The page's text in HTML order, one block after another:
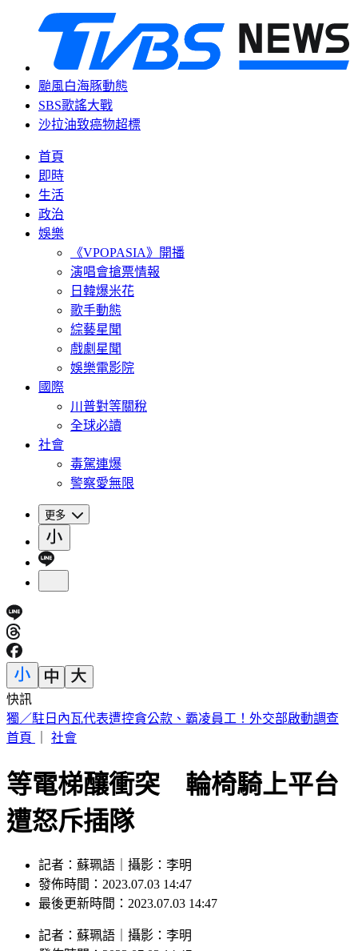
颱風白海豚動態
SBS歌謠大戰
沙拉油致癌物超標
首頁
即時
生活
政治
娛樂
《VPOPASIA》開播
演唱會搶票情報
日韓爆米花
歌手動態
綜藝星聞
戲劇星聞
娛樂電影院
國際
川普對等關稅
全球必讀
社會
毒駕連爆
警察愛無限
更多
快訊
特斯拉飆撞13車險衝入光華夜市 基金會董座「捨賓士擋劫」
首頁
社會
等電梯釀衝突 輪椅騎上平台
遭怒斥插隊
記者：蘇珮語｜攝影：李明
發佈時間：2023.07.03 14:47
最後更新時間：2023.07.03 14:47
記者 ： 蘇珮語 攝影 ： 李明